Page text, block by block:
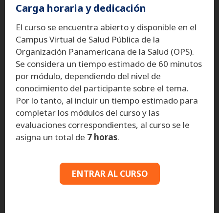
Carga horaria y dedicación
El curso se encuentra abierto y disponible en el
Campus Virtual de Salud Pública de la
Organización Panamericana de la Salud (OPS).
Se considera un tiempo estimado de 60 minutos
por módulo, dependiendo del nivel de
conocimiento del participante sobre el tema.
Por lo tanto, al incluir un tiempo estimado para
completar los módulos del curso y las
evaluaciones correspondientes, al curso se le
asigna un total de 7 horas.
ENTRAR AL CURSO